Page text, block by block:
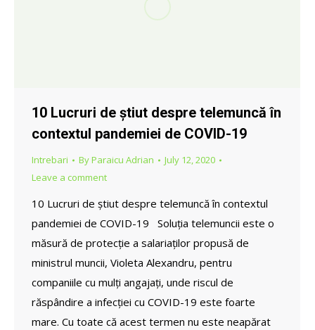
10 Lucruri de știut despre telemuncă în
contextul pandemiei de COVID-19
Intrebari ByParaicu Adrian
July 12, 2020
Leave a comment
10 Lucruri de știut despre telemuncă în contextul
pandemiei de COVID-19 Soluția telemuncii este o
măsură de protecție a salariaților propusă de
ministrul muncii, Violeta Alexandru, pentru
companiile cu mulți angajați, unde riscul de
răspândire a infecției cu COVID-19 este foarte
mare. Cu toate că acest termen nu este neapărat